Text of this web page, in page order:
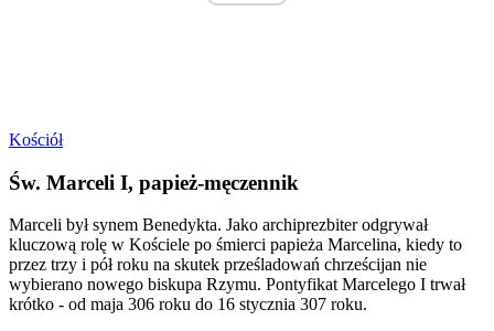
Kościół
Św. Marceli I, papież-męczennik
Marceli był synem Benedykta. Jako archiprezbiter odgrywał
kluczową rolę w Kościele po śmierci papieża Marcelina, kiedy to
przez trzy i pół roku na skutek prześladowań chrześcijan nie
wybierano nowego biskupa Rzymu. Pontyfikat Marcelego I trwał
krótko - od maja 306 roku do 16 stycznia 307 roku.